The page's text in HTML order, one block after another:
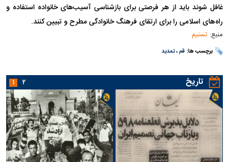
غافل شوند باید از هر فرصتی برای بازشناسی آسیب‌های خانواده استفاده و
راه‌های اسلامی را برای ارتقای فرهنگ خانوادگی مطرح و تبیین کنند.
منبع:تسنیم
برچسب ها: قم،تمدید
تاریخ ۱ ۲